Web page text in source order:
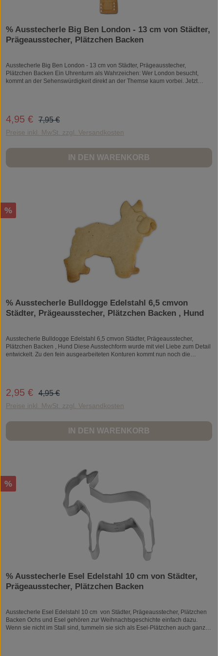
% Ausstecherle Big Ben London - 13 cm von Städter,
Prägeausstecher, Plätzchen Backen
Ausstecherle Big Ben London - 13 cm von Städter, Prägeausstecher,
Plätzchen Backen Ein Uhrenturm als Wahrzeichen: Wer London besucht,
kommt an der Sehenswürdigkeit direkt an der Themse kaum vorbei. Jetzt
Viel Spaß beim Backen,Verzieren und Garnieren! Die Ausstechformen sind
Ausstechformen werden punktgeschweißt. Sie erkennen Edelstahl an seiner
Ausstechen von Teig genutzt werden, aber auch im Bastel- und Hobbybereich
zur Formung von Knete, Salzteig oder für Filzarbeiten zum Seifen- oder
Kerzengießen.
Verkaufspreis:
4,95 € Regulärer Preis:
7,95 €
Preise inkl. MwSt. zzgl. Versandkosten
IN DEN WARENKORB
Rabatt
%
% Ausstecherle Bulldogge Edelstahl 6,5 cmvon
Städter, Prägeausstecher, Plätzchen Backen , Hund
Ausstecherle Bulldogge Edelstahl 6,5 cmvon Städter, Prägeausstecher,
Plätzchen Backen , Hund Diese Ausstechform wurde mit viel Liebe zum Detail
entwickelt. Zu den fein ausgearbeiteten Konturen kommt nun noch die
Marzipan. Auch geeignet zum Basteln oder Modellieren mit bspw. Knetmasse,
stechen Sie nur die Kontur des Motivs aus und können danach ihrer
Ausstechformen von A wie Ahornblatt bis Z wie Zwerg. Viel Spaß beim Backen
und Verzieren! Die Ausstechform ist aus Edelstahl gefertigt und ist rostfrei,
spülmaschinenfest, lebensmittelecht. Die Ausstechform wird punktgeschweißt.
Filzarbeiten zum Seifen- oder Kerzengießen.
Verkaufspreis:
2,95 € Regulärer Preis:
4,95 €
Preise inkl. MwSt. zzgl. Versandkosten
IN DEN WARENKORB
Rabatt
%
% Ausstecherle Esel Edelstahl 10 cm von Städter,
Prägeausstecher, Plätzchen Backen
Ausstecherle Esel Edelstahl 10 cm von Städter, Prägeausstecher, Plätzchen
Backen Ochs und Esel gehören zur Weihnachtsgeschichte einfach dazu.
Wenn sie nicht im Stall sind, tummeln sie sich als Esel-Plätzchen auch ganz